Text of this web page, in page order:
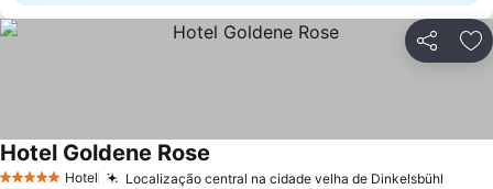
Partilhar
5 Estrelas Hotel Localização central na cidade velha de Dinkelsbühl
Hotel Goldene Rose